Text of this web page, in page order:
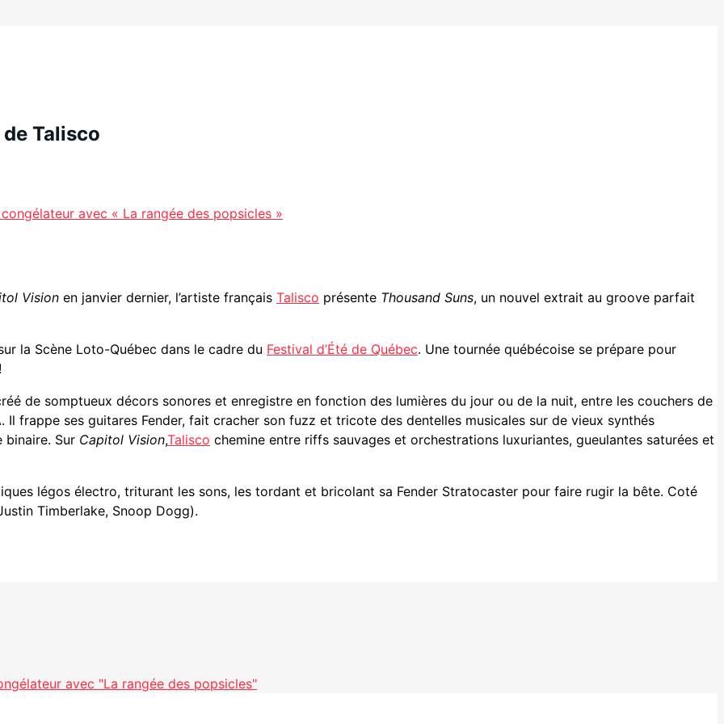
de Talisco
avec « La rangée des popsicles »
Vision en janvier dernier, l’artiste français Talisco présente Thousand Suns, un nouvel extrait au groove parfait
la Scène Loto-Québec dans le cadre du Festival d’Été de Québec. Une tournée québécoise se prépare pour
de somptueux décors sonores et enregistre en fonction des lumières du jour ou de la nuit, entre les couchers de
Il frappe ses guitares Fender, fait cracher son fuzz et tricote des dentelles musicales sur de vieux synthés
binaire. Sur Capitol Vision,Talisco chemine entre riffs sauvages et orchestrations luxuriantes, gueulantes saturées et
légos électro, triturant les sons, les tordant et bricolant sa Fender Stratocaster pour faire rugir la bête. Coté
Timberlake, Snoop Dogg).
avec "La rangée des popsicles"